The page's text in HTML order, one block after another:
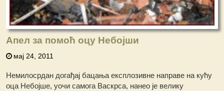
Апел за помоћ оцу Небојши
мај 24, 2011
Немилосрдан догађај бацања експлозивне направе на кућу
оца Небојше, уочи самога Васкрса, нанео је велику